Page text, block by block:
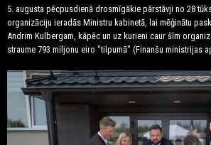
5. augusta pēcpusdienā drosmīgākie pārstāvji no 28
organizāciju ieradās Ministru kabinetā, lai mēģinātu
Andrim Kulbergam, kāpēc un uz kurieni caur šīm
straume 793 miljonu eiro "tilpumā" (Finanšu ministrijas